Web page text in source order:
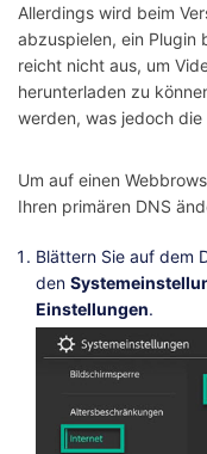
Allerdings wird beim
abzuspielen, ein Plugin
reicht nicht aus, um
herunterladen zu
werden, was jedoch die
Um auf einen
Ihren primären DNS
Blättern Sie auf dem
den
Einstellungen.